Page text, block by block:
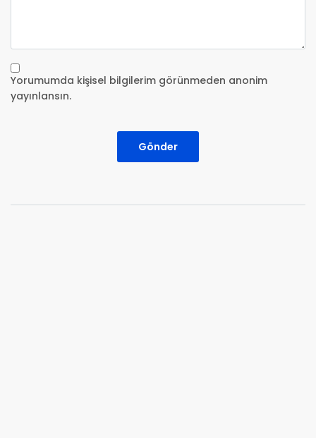
Yorumumda kişisel bilgilerim görünmeden anonim
yayınlansın.
Gönder